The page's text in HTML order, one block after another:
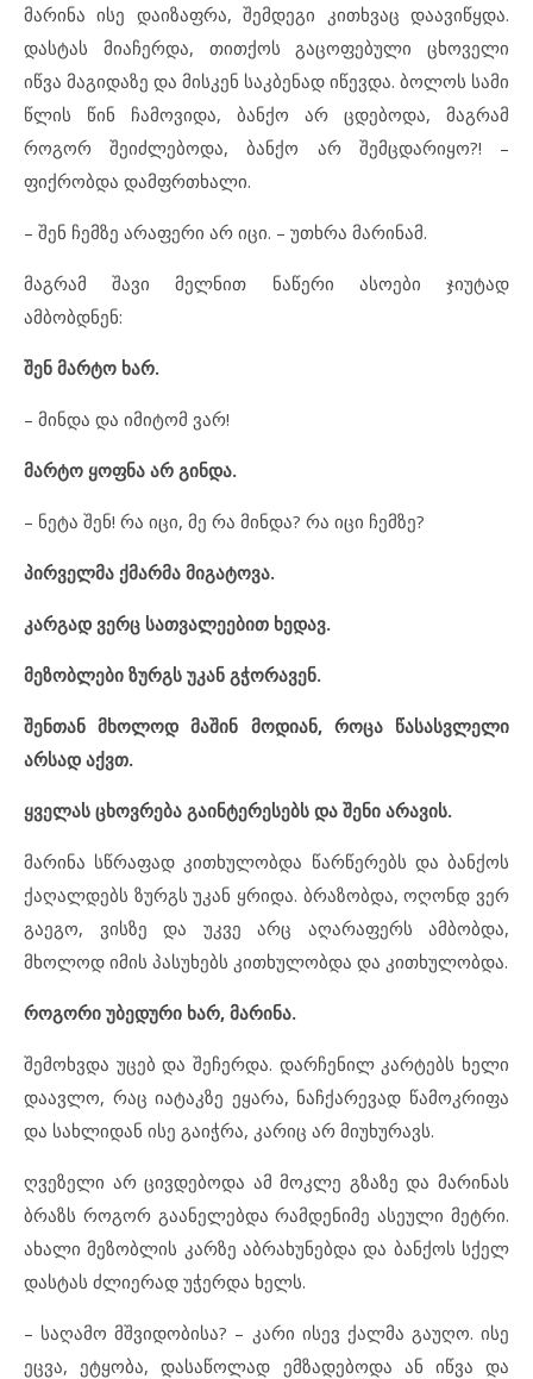
მარინა ისე დაიზაფრა, შემდეგი კითხვაც დაავიწყდა.
დასტას მიაჩერდა, თითქოს გაცოფებული ცხოველი
იწვა მაგიდაზე და მისკენ საკბენად იწევდა. ბოლოს სამი
წლის წინ ჩამოვიდა, ბანქო არ ცდებოდა, მაგრამ
როგორ შეიძლებოდა, ბანქო არ შემცდარიყო?! –
ფიქრობდა დამფრთხალი.
– შენ ჩემზე არაფერი არ იცი. – უთხრა მარინამ.
მაგრამ შავი მელნით ნაწერი ასოები ჯიუტად
ამბობდნენ:
შენ მარტო ხარ.
– მინდა და იმიტომ ვარ!
მარტო ყოფნა არ გინდა.
– ნეტა შენ! რა იცი, მე რა მინდა? რა იცი ჩემზე?
პირველმა ქმარმა მიგატოვა.
კარგად ვერც სათვალეებით ხედავ.
მეზობლები ზურგს უკან გჭორავენ.
შენთან მხოლოდ მაშინ მოდიან, როცა წასასვლელი
არსად აქვთ.
ყველას ცხოვრება გაინტერესებს და შენი არავის.
მარინა სწრაფად კითხულობდა წარწერებს და ბანქოს
ქაღალდებს ზურგს უკან ყრიდა. ბრაზობდა, ოღონდ ვერ
გაეგო, ვისზე და უკვე არც აღარაფერს ამბობდა,
მხოლოდ იმის პასუხებს კითხულობდა და კითხულობდა.
როგორი უბედური ხარ, მარინა.
შემოხვდა უცებ და შეჩერდა. დარჩენილ კარტებს ხელი
დაავლო, რაც იატაკზე ეყარა, ნაჩქარევად წამოკრიფა
და სახლიდან ისე გაიჭრა, კარიც არ მიუხურავს.
ღვეზელი არ ცივდებოდა ამ მოკლე გზაზე და მარინას
ბრაზს როგორ გაანელებდა რამდენიმე ასეული მეტრი.
ახალი მეზობლის კარზე აბრახუნებდა და ბანქოს სქელ
დასტას ძლიერად უჭერდა ხელს.
– საღამო მშვიდობისა? – კარი ისევ ქალმა გაუღო. ისე
ეცვა, ეტყობა, დასაწოლად ემზადებოდა ან იწვა და